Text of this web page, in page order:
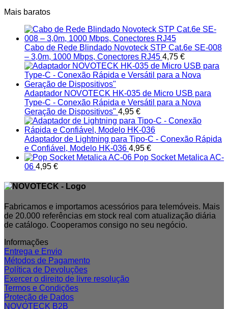
Mais baratos
Cabo de Rede Blindado Novoteck STP Cat.6e SE-008
– 3,0m, 1000 Mbps, Conectores RJ45 4,75 €
Adaptador NOVOTECK HK-035 de Micro USB para
Type-C - Conexão Rápida e Versátil para a Nova
Geração de Dispositivos" 4,95 €
Adaptador de Lightning para Tipo-C - Conexão Rápida
e Confiável, Modelo HK-036 4,95 €
Pop Socket Metalica AC-
06 4,95 €
Fabricamos e importamos acessórios para telemóveis. Mais
de 20.000 referências em stock real com atualização diária
de catálogo. Cooperamos consigo no seu negócio.
Informações
Entrega e Envio
Métodos de Pagamento
Política de Devoluções
Exercer o direito de livre resolução
Termos e Condições
Proteção de Dados
NOVOTECK B2B